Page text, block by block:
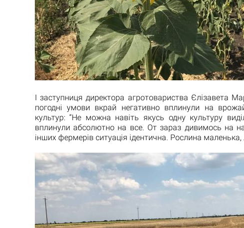
І заступниця директора агротовариства Єлізавета
погодні умови вкрай негативно вплинули на
культур: “Не можна навіть якусь одну культуру
вплинули абсолютно на все. От зараз дивимось на
інших фермерів ситуація ідентична. Рослина маленька,